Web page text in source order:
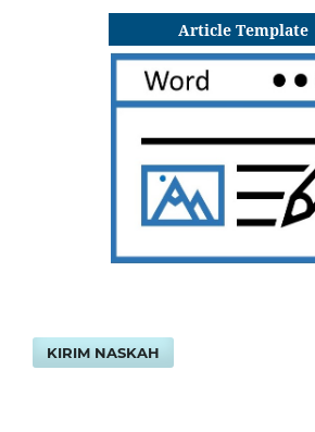
Article Template
KIRIM NASKAH